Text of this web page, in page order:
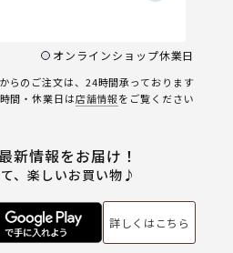
オンラインショップ休業日
らのご注文は、24時間承っております
間・休業日は店舗情報をご覧ください
新情報をお届け！
、楽しいお買い物♪
詳しくはこちら